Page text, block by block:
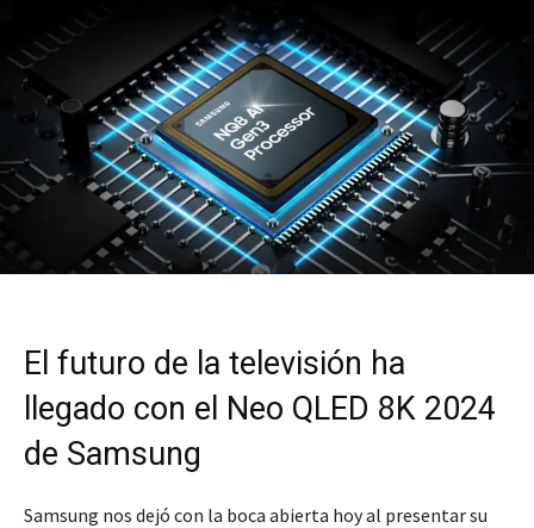
El futuro de la televisión ha
llegado con el Neo QLED 8K 2024
de Samsung
Samsung nos dejó con la boca abierta hoy al presentar su